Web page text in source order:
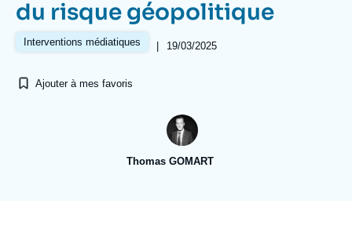
principale
L'Ifri
Analyses
Recherches fréquentes
Proche-Orient
du risque géopolitique
Interventions médiatiques | 19/03/2025
Ajouter à mes favoris
Thomas GOMART